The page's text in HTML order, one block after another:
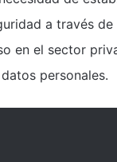
a través
en el sector
personales.